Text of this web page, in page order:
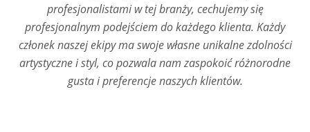
profesjonalistami w tej branży, cechujemy się
profesjonalnym podejściem do każdego klienta. Każdy
członek naszej ekipy ma swoje własne unikalne zdolności
artystyczne i styl, co pozwala nam zaspokoić różnorodne
gusta i preferencje naszych klientów.